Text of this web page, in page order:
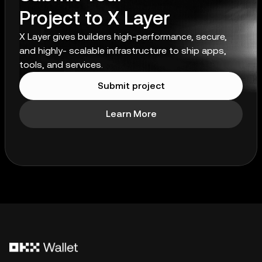
Project to X Layer
X Layer gives builders high-performance, secure,
and highly- scalable infrastructure to ship apps,
tools, and services.
Submit project
Learn More